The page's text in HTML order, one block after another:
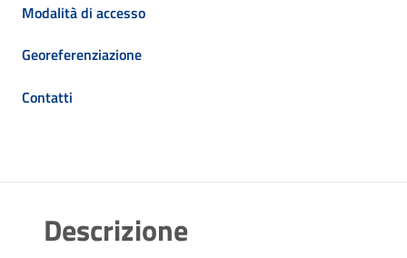
Modalità di accesso
Georeferenziazione
Contatti
Descrizione